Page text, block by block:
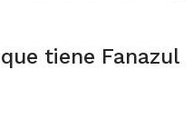
tiene Fanazul